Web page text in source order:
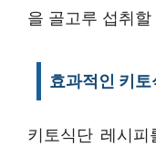
을 골고루 섭취
효과적인 키
키토식단 레시